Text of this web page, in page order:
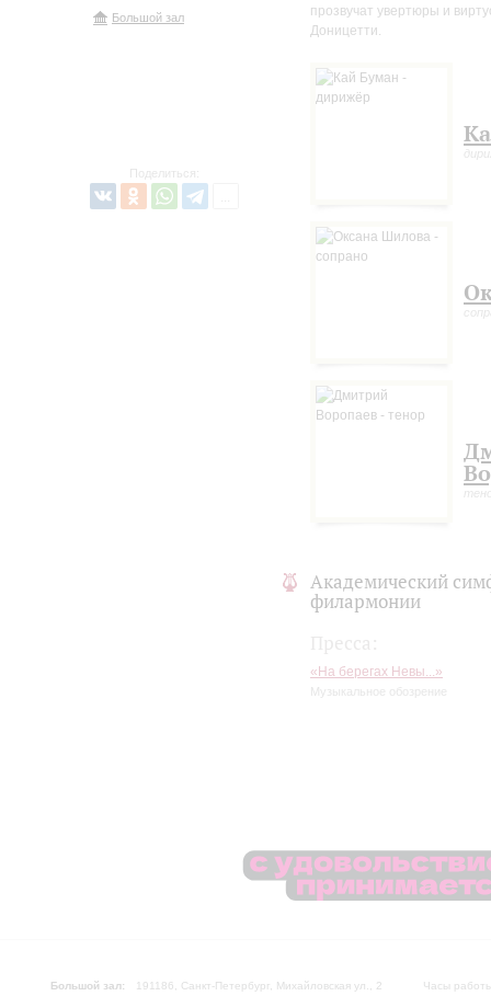
Большой зал
Поделиться:
прозвучат увертюры и
Доницетти.
Академический
филармонии
«На берегах Невы...»
Музыкальное обозрение
Большой зал:
191186, Санкт-Петербург, Михайловская ул., 2
Часы